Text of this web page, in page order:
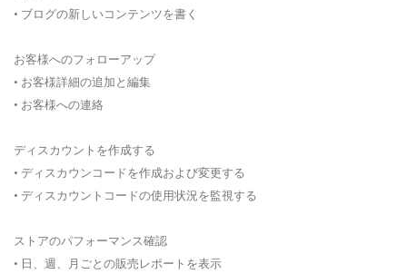
• ブログの新しいコンテンツを書く
お客様へのフォローアップ
• お客様詳細の追加と編集
• お客様への連絡
ディスカウントを作成する
• ディスカウンコードを作成および変更する
• ディスカウントコードの使用状況を監視する
ストアのパフォーマンス確認
• 日、週、月ごとの販売レポートを表示